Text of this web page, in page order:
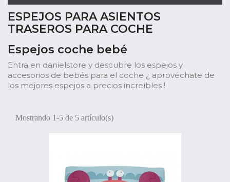
ESPEJOS PARA ASIENTOS
TRASEROS PARA COCHE
Espejos coche bebé
Entra en danielstore y descubre los espejos y
accesorios de bebés para el coche ¿ aprovéchate de
los mejores espejos a precios increíbles !
Mostrando 1-5 de 5 artículo(s)